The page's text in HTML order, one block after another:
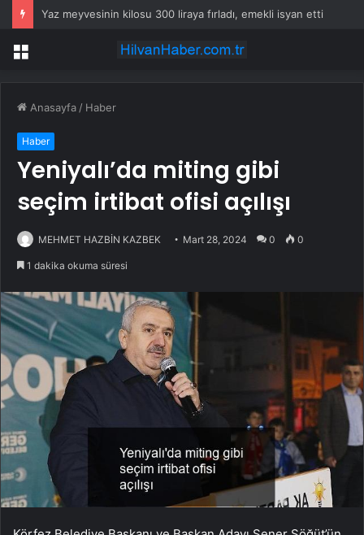
Yaz meyvesinin kilosu 300 liraya fırladı, emekli isyan etti
Menü
Anasayfa / Haber
Haber
Yeniyalı’da miting gibi
seçim irtibat ofisi açılışı
MEHMET HAZBİN KAZBEK Mart 28, 2024 0 0
1 dakika okuma süresi